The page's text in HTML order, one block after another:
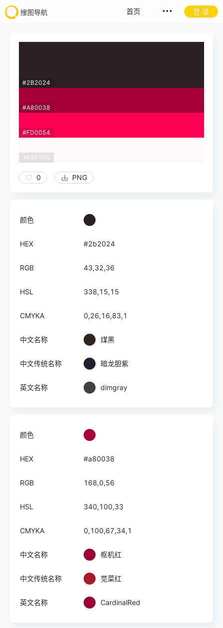
首页 登 录
#2B2024
#A80038
#FD0054
#FBF9FA
0 PNG
颜色
HEX #2b2024
RGB 43,32,36
HSL 338,15,15
CMYKA 0,26,16,83,1
中文名称 煤黑
中文传统名称 暗龙胆紫
英文名称 dimgray
颜色
HEX #a80038
RGB 168,0,56
HSL 340,100,33
CMYKA 0,100,67,34,1
中文名称 枢机红
中文传统名称 苋菜红
英文名称 CardinalRed